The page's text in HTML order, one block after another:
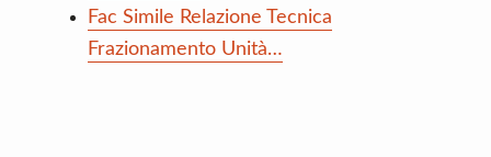
Fac Simile Relazione Tecnica
Frazionamento Unità…